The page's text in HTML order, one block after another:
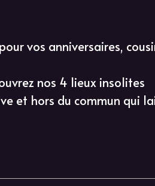
vos anniversaires,
nos 4 lieux insolites
et hors du commun qui